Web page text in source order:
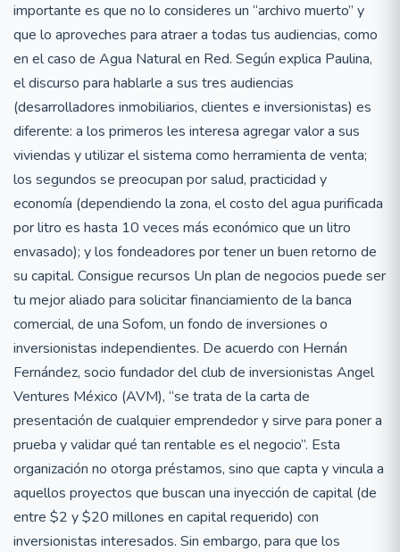
importante es que no lo consideres un “archivo muerto” y
que lo aproveches para atraer a todas tus audiencias, como
en el caso de Agua Natural en Red. Según explica Paulina,
el discurso para hablarle a sus tres audiencias
(desarrolladores inmobiliarios, clientes e inversionistas) es
diferente: a los primeros les interesa agregar valor a sus
viviendas y utilizar el sistema como herramienta de venta;
los segundos se preocupan por salud, practicidad y
economía (dependiendo la zona, el costo del agua purificada
por litro es hasta 10 veces más económico que un litro
envasado); y los fondeadores por tener un buen retorno de
su capital. Consigue recursos Un plan de negocios puede ser
tu mejor aliado para solicitar financiamiento de la banca
comercial, de una Sofom, un fondo de inversiones o
inversionistas independientes. De acuerdo con Hernán
Fernández, socio fundador del club de inversionistas Angel
Ventures México (AVM), “se trata de la carta de
presentación de cualquier emprendedor y sirve para poner a
prueba y validar qué tan rentable es el negocio”. Esta
organización no otorga préstamos, sino que capta y vincula a
aquellos proyectos que buscan una inyección de capital (de
entre $2 y $20 millones en capital requerido) con
inversionistas interesados. Sin embargo, para que los